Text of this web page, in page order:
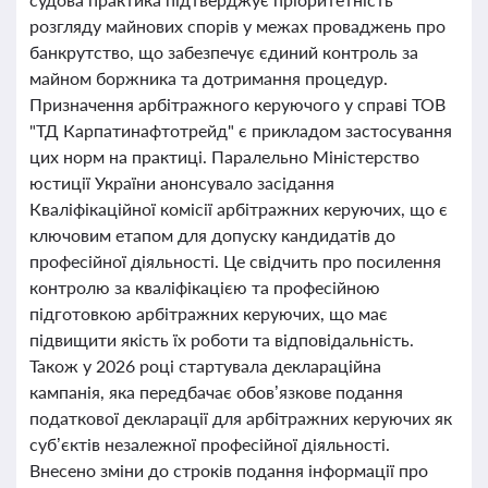
розгляду майнових спорів у межах проваджень про
банкрутство, що забезпечує єдиний контроль за
майном боржника та дотримання процедур.
Призначення арбітражного керуючого у справі ТОВ
"ТД Карпатинафтотрейд" є прикладом застосування
цих норм на практиці. Паралельно Міністерство
юстиції України анонсувало засідання
Кваліфікаційної комісії арбітражних керуючих, що є
ключовим етапом для допуску кандидатів до
професійної діяльності. Це свідчить про посилення
контролю за кваліфікацією та професійною
підготовкою арбітражних керуючих, що має
підвищити якість їх роботи та відповідальність.
Також у 2026 році стартувала деклараційна
кампанія, яка передбачає обов’язкове подання
податкової декларації для арбітражних керуючих як
суб’єктів незалежної професійної діяльності.
Внесено зміни до строків подання інформації про